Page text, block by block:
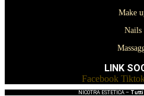
Make
Nails
LINK
Facebook Tiktok
NICOTRA ESTETICA –